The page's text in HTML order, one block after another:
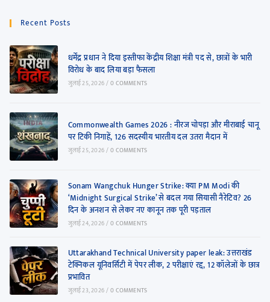
Recent Posts
धर्मेंद्र प्रधान ने दिया इस्तीफा केंद्रीय शिक्षा मंत्री पद से, छात्रों के भारी
विरोध के बाद लिया बड़ा फैसला
जुलाई 25, 2026/0 COMMENTS
Commonwealth Games 2026 : नीरज चोपड़ा और मीराबाई चानू
पर टिकी निगाहें, 126 सदस्यीय भारतीय दल उतरा मैदान में
जुलाई 25, 2026/0 COMMENTS
Sonam Wangchuk Hunger Strike: क्या PM Modi की
‘Midnight Surgical Strike’ से बदल गया सियासी नैरेटिव? 26
दिन के अनशन से लेकर नए कानून तक पूरी पड़ताल
जुलाई 24, 2026/0 COMMENTS
Uttarakhand Technical University paper leak: उत्तराखंड
टेक्निकल यूनिवर्सिटी में पेपर लीक, 2 परीक्षाएं रद्द, 12 कॉलेजों के छात्र
प्रभावित
जुलाई 23, 2026/0 COMMENTS